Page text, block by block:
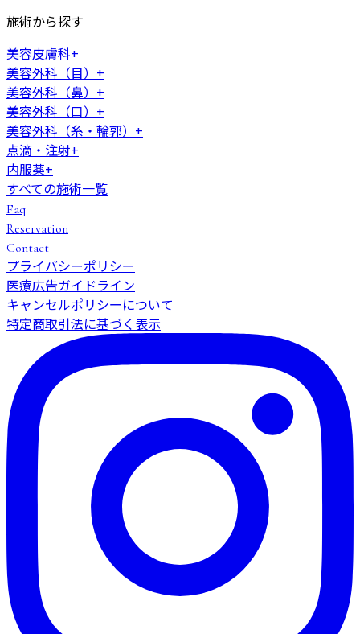
施術から探す
美容皮膚科+
美容外科（目） +
美容外科（鼻） +
美容外科（口） +
美容外科（糸・輪郭） +
点滴・注射+
内服薬+
すべての施術一覧
Faq
Reservation
Contact
プライバシーポリシー
医療広告ガイドライン
キャンセルポリシーについて
特定商取引法に基づく表示